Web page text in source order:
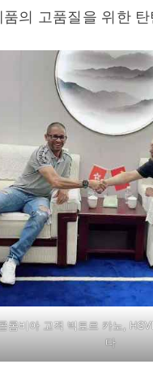
의 고품질을 위한
롬비아 고객 빅토르 카노,
다